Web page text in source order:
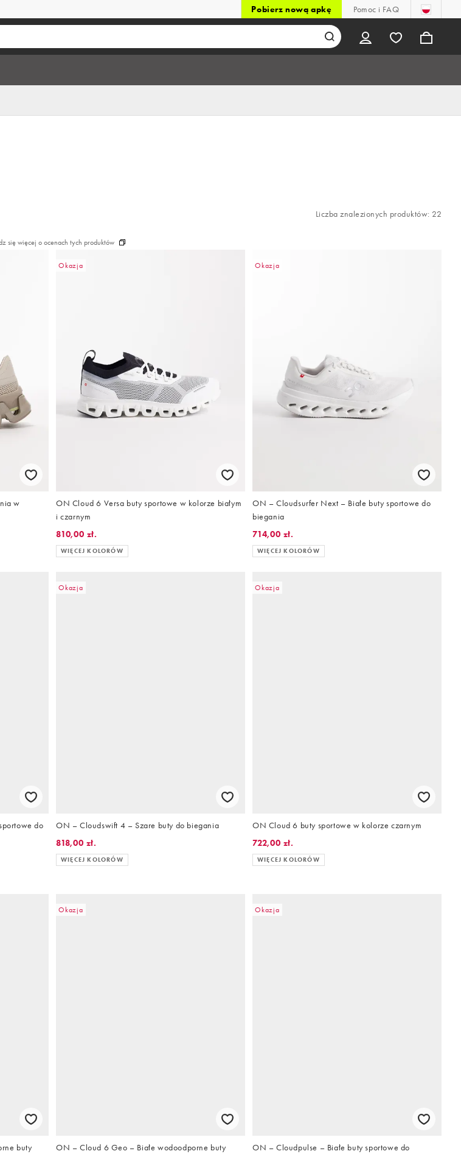
Pobierz nową apkę Pomoc i FAQ
Liczba znalezionych produktów: 22
się więcej o ocenach tych produktów
w
Okazja
ON Cloud 6 Versa buty sportowe w kolorze białym
i czarnym
810,00 zł.
WIĘCEJ KOLORÓW
Okazja
ON – Cloudsurfer Next – Białe buty sportowe do
biegania
714,00 zł.
WIĘCEJ KOLORÓW
do
Okazja
ON – Cloudswift 4 – Szare buty do biegania
818,00 zł.
WIĘCEJ KOLORÓW
Okazja
ON Cloud 6 buty sportowe w kolorze czarnym
722,00 zł.
WIĘCEJ KOLORÓW
buty
Okazja
ON – Cloud 6 Geo – Białe wodoodporne buty
Okazja
ON – Cloudpulse – Białe buty sportowe do